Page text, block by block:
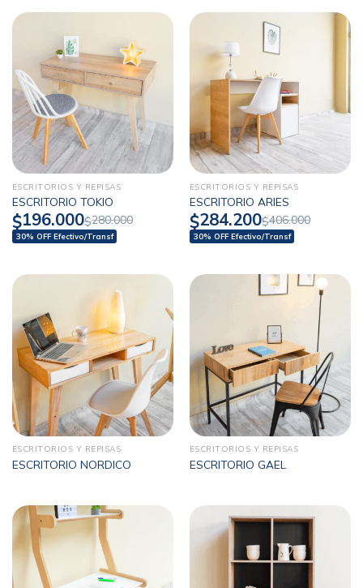
ESCRITORIOS Y REPISAS
ESCRITORIO TOKIO
$196.000$280.000
30% OFF Efectivo/Transf
ESCRITORIOS Y REPISAS
ESCRITORIO ARIES
$284.200$406.000
30% OFF Efectivo/Transf
ESCRITORIOS Y REPISAS
ESCRITORIO NORDICO
ESCRITORIOS Y REPISAS
ESCRITORIO GAEL